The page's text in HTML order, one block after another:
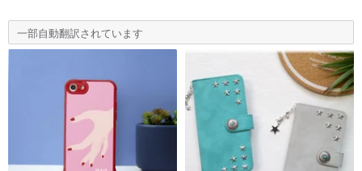
一部自動翻訳されています